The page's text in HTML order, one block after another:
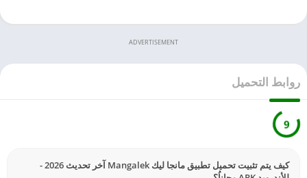
ADVERTISEMENT
روابط التحميل
9
كيف يتم تثبيت تحميل تطبيق مانجا ليك Mangalek آخر تحديث 2026 -